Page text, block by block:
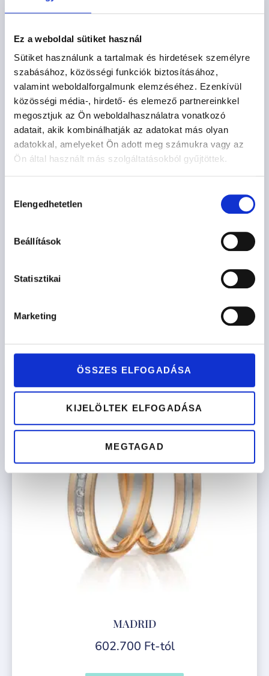
Ez a weboldal sütiket használ
Sütiket használunk a tartalmak és hirdetések személyre
szabásához, közösségi funkciók biztosításához,
valamint weboldalforgalmunk elemzéséhez. Ezenkívül
közösségi média-, hirdető- és elemező partnereinkkel
megosztjuk az Ön weboldalhasználatra vonatkozó
adatait, akik kombinálhatják az adatokat más olyan
adatokkal, amelyeket Ön adott meg számukra vagy az
Ön által használt más szolgáltatásokból gyűjtöttek.
kiválasztása
Elengedhetetlen
Beállítások
Statisztikai
Marketing
ÖSSZES ELFOGADÁSA
KIJELÖLTEK ELFOGADÁSA
MEGTAGAD
MADRID
602.700 Ft-tól